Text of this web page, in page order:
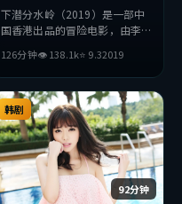
下潜分水岭（2019）是一部中
国香港出品的冒险电影，由李沧
珀、金高银等主演。影片在叙事
与视听上力求突破，探讨人性与
抉择，节奏张弛有度，适合喜欢
该类型的观众完整观看。
126分钟👁138.1k⭐ 9.32019
92分钟
韩剧